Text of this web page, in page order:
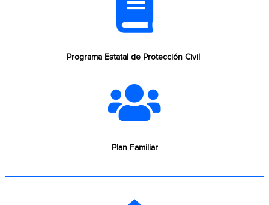
Programa Estatal de Protección Civil
Plan Familiar